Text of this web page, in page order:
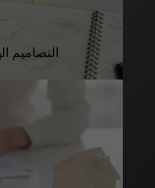
التصاميم